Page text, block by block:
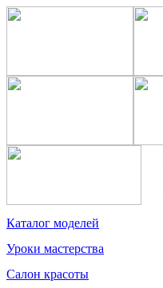
Каталог моделей
Уроки мастерства
Салон красоты